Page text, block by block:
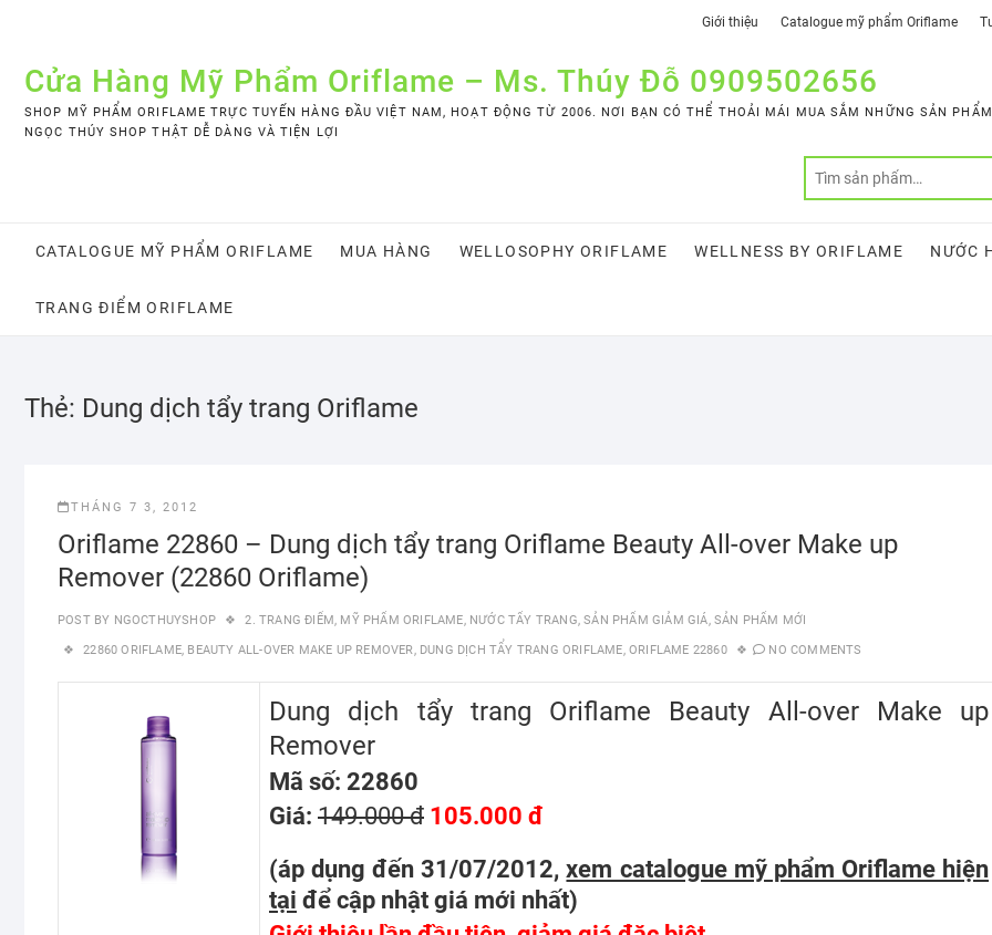
content
Giới thiệu Catalogue mỹ phẩm Oriflame
Cửa Hàng Mỹ Phẩm Oriflame – Ms. Thúy Đỗ 0909502656
SHOP MỸ PHẨM ORIFLAME TRỰC TUYẾN HÀNG ĐẦU VIỆT NAM, HOẠT ĐỘNG TỪ 2006. NƠI BẠN CÓ THỂ THOẢI MÁI MUA SẮM NHỮNG SẢN
NGỌC THÚY SHOP THẬT DỄ DÀNG VÀ TIỆN LỢI
CATALOGUE MỸ PHẨM ORIFLAME MUA HÀNG WELLOSOPHY ORIFLAME WELLNESS BY ORIFLAME NƯỚC
TRANG ĐIỂM ORIFLAME
Thẻ: Dung dịch tẩy trang Oriflame
THÁNG 7 3, 2012
Oriflame 22860 – Dung dịch tẩy trang Oriflame Beauty All-over Make up
Remover (22860 Oriflame)
POST BY NGOCTHUYSHOP 2. TRANG ĐIỂM, MỸ PHẨM ORIFLAME, NƯỚC TẨY TRANG,SẢN PHẨM GIẢM GIÁ,SẢN PHẨM MỚI
22860 ORIFLAME, BEAUTY ALL-OVER MAKE UP REMOVER, DUNG DỊCH TẨY TRANG ORIFLAME,ORIFLAME 22860 NO COMMENTS
Dung dịch tẩy trang Oriflame Beauty All-over Make up
Remover
Mã số: 22860
Giá: 149.000 đ 105.000 đ
(áp dụng đến 31/07/2012,xem catalogue mỹ phẩm Oriflame hiện
tại để cập nhật giá mới nhất)